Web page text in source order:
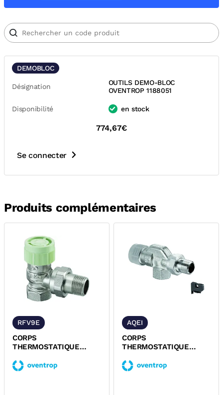
DEMOBLOC
Désignation
OUTILS DEMO-BLOC
OVENTROP 1188051
Disponibilité en stock
774,67€
Se connecter
Produits complémentaires
RFV9E
CORPS
THERMOSTATIQUE
M30x1,5 SERIE RFV9
OVENTROP
AQEI
CORPS
THERMOSTATIQUE
VISSER M30x1,5 SERIE
AQ...